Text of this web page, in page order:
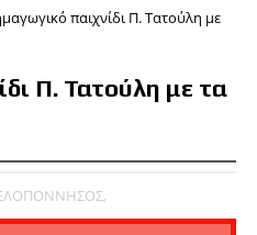
παιχνίδι Π. Τατούλη με
Π. Τατούλη με τα